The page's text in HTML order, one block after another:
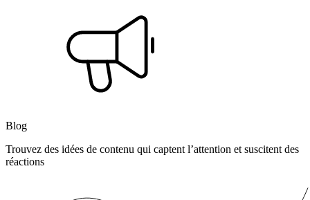
Blog
Trouvez des idées de contenu qui captent l’attention et suscitent des
réactions